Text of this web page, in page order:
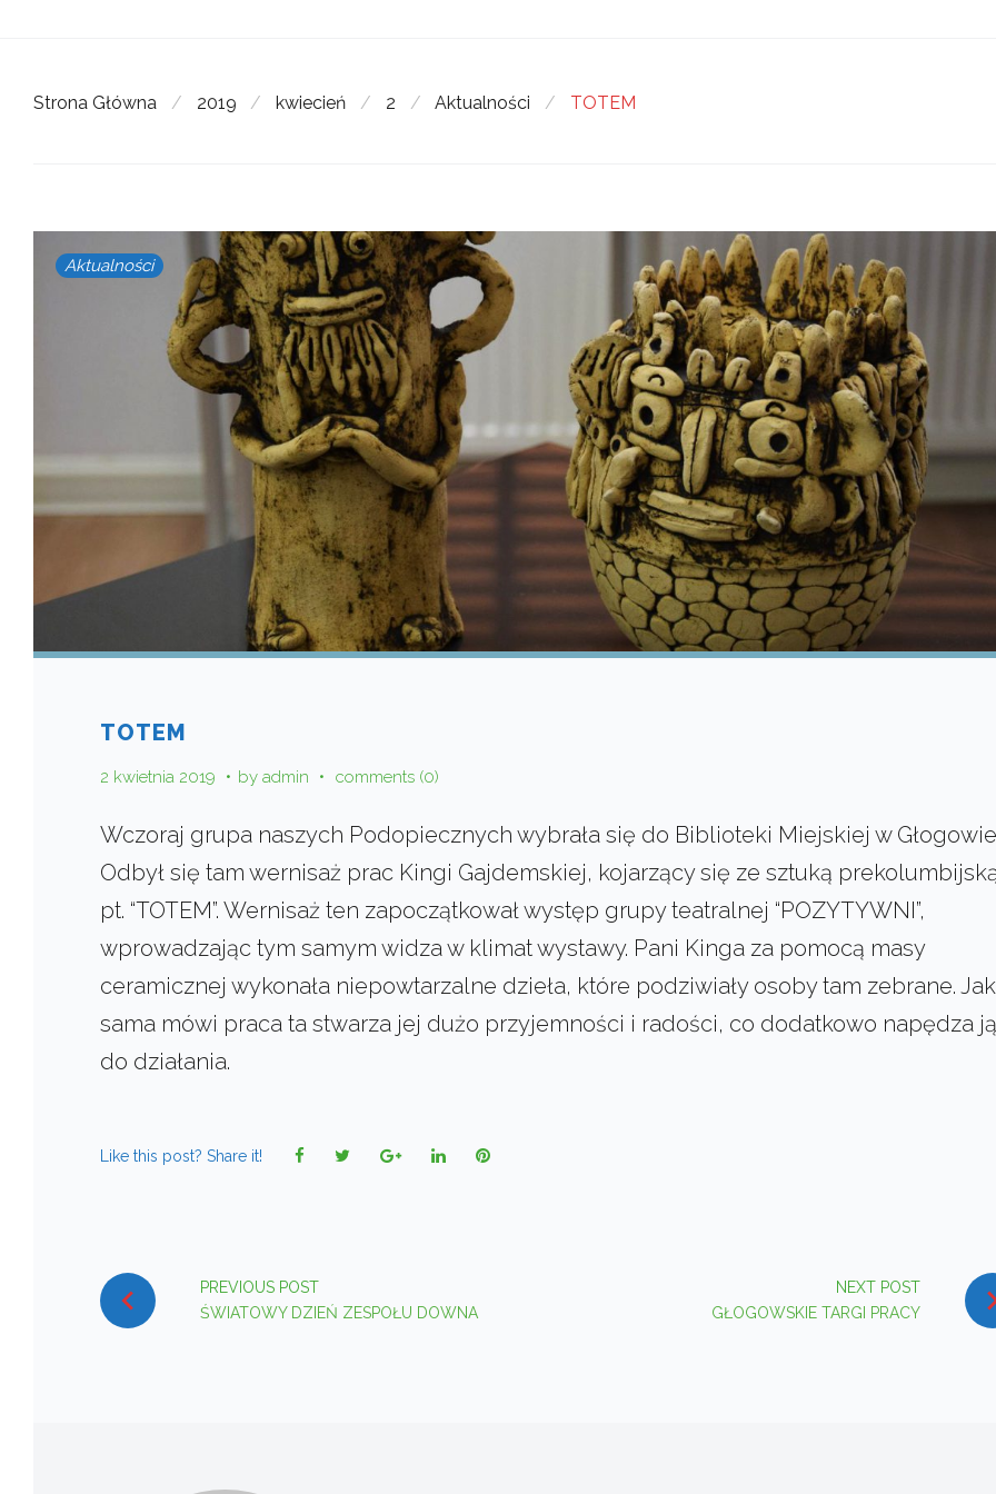
Strona Główna / 2019 / kwiecień / 2 / Aktualności / TOTEM
Aktualności
TOTEM
2 kwietnia 2019 by admin comments (0)
Wczoraj grupa naszych Podopiecznych wybrała się do Biblioteki Miejskiej w
Odbył się tam wernisaż prac Kingi Gajdemskiej, kojarzący się ze sztuką
pt. “TOTEM”. Wernisaż ten zapoczątkował występ grupy teatralnej “POZYTYWNI”,
wprowadzając tym samym widza w klimat wystawy. Pani Kinga za pomocą masy
ceramicznej wykonała niepowtarzalne dzieła, które podziwiały osoby tam zebrane. Jak
sama mówi praca ta stwarza jej dużo przyjemności i radości, co dodatkowo napędza ją
do działania.
Like this post? Share it! FacebookTwitterGoogle+LinkedInPinterest
NAWIGACJA
WPISU
PREVIOUS POST
ŚWIATOWY DZIEŃ ZESPOŁU DOWNA
NEXT POST
GŁOGOWSKIE TARGI PRACY